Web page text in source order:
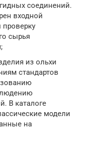
соединений.
входной
сырья
из ольхи
стандартов
В каталоге
модели
на